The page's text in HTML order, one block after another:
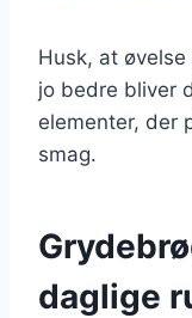
Husk, at
jo bedre bliver
elementer, der
smag.
daglige